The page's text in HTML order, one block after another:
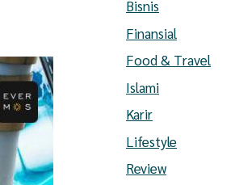
Bisnis
Finansial
Food & Travel
Islami
Karir
Lifestyle
Review